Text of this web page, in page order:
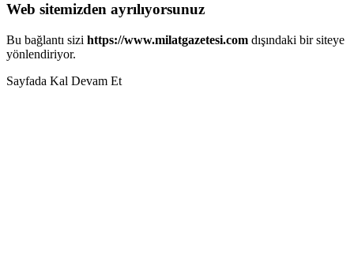
Web sitemizden ayrılıyorsunuz
Bu bağlantı sizi https://www.milatgazetesi.com dışındaki bir siteye
yönlendiriyor.
Sayfada Kal Devam Et